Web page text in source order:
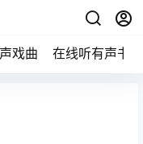
戏曲 在线听有声书